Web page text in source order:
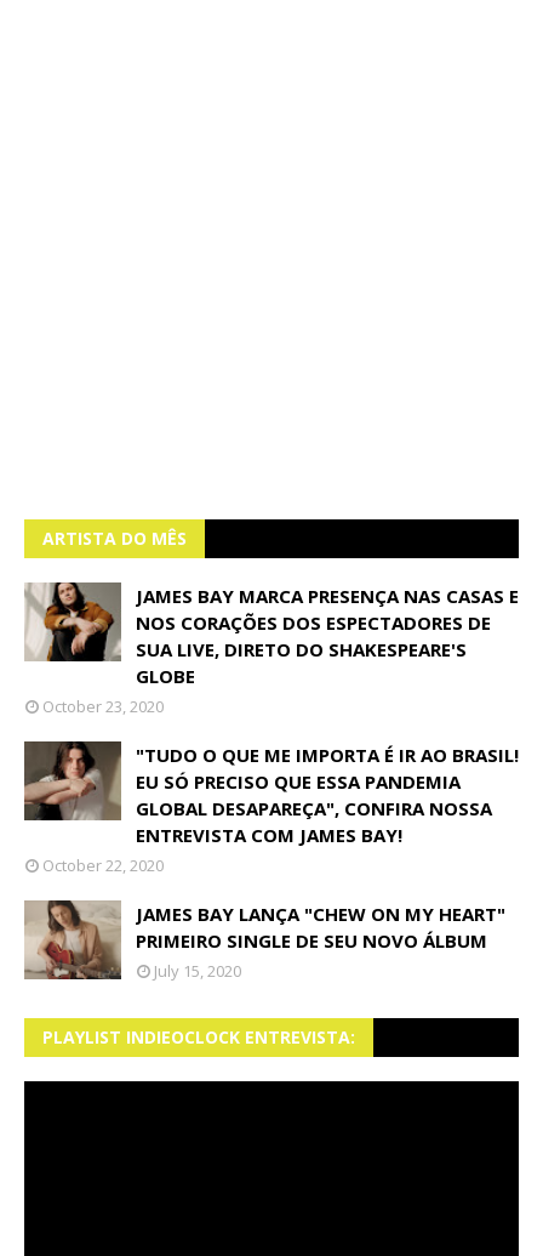
ARTISTA DO MÊS
JAMES BAY MARCA PRESENÇA NAS CASAS E
NOS CORAÇÕES DOS ESPECTADORES DE
SUA LIVE, DIRETO DO SHAKESPEARE'S
GLOBE
October 23, 2020
"TUDO O QUE ME IMPORTA É IR AO BRASIL!
EU SÓ PRECISO QUE ESSA PANDEMIA
GLOBAL DESAPAREÇA", CONFIRA NOSSA
ENTREVISTA COM JAMES BAY!
October 22, 2020
JAMES BAY LANÇA "CHEW ON MY HEART"
PRIMEIRO SINGLE DE SEU NOVO ÁLBUM
July 15, 2020
PLAYLIST INDIEOCLOCK ENTREVISTA: